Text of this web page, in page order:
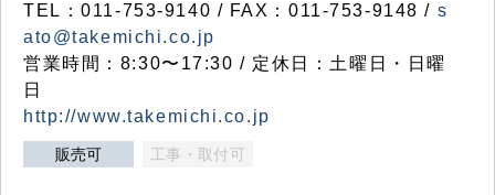
TEL：011-753-9140 / FAX：011-753-9148 / s
ato@takemichi.co.jp
営業時間：8:30〜17:30 / 定休日：土曜日・日曜
日
http://www.takemichi.co.jp
販売可 工事・取付可